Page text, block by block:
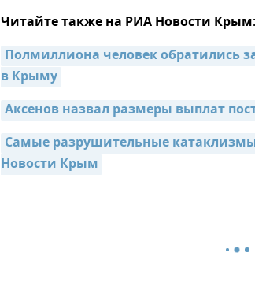
Читайте также на РИА Новости Крым:
Полмиллиона человек обратились
в Крыму
Аксенов назвал размеры выплат
Самые разрушительные катаклизмы
Новости Крым